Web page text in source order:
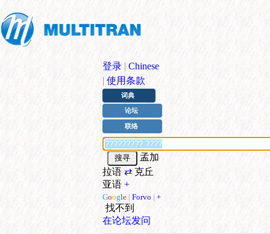
登录 | Chinese
| 使用条款
词典
论坛
联络
孟加
拉语⇄ 克丘
亚语 +
Google | Forvo | +
找不到
在论坛发问